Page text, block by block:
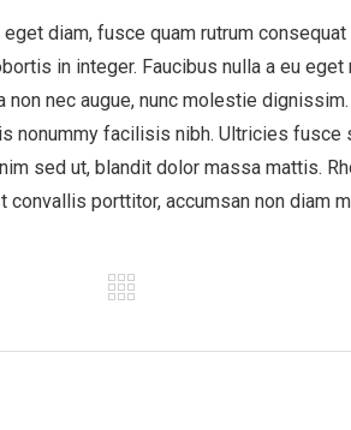
diam, fusce quam rutrum
in integer. Faucibus nulla a eu
nec augue, nunc molestie
facilisis nibh. Ultricies
sed ut, blandit dolor massa mattis.
porttitor, accumsan non diam